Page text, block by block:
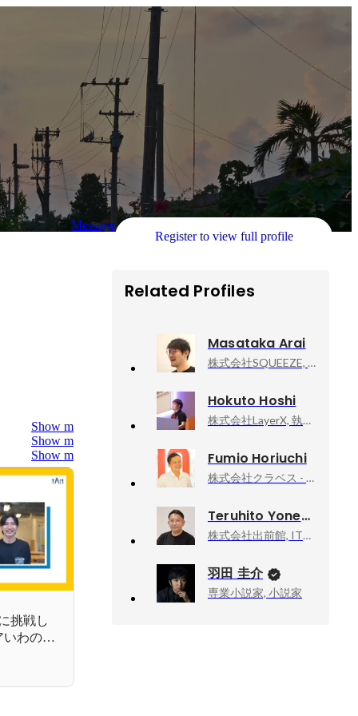
Message
Register to view full profile
Show more
Show more
Show more
挑戦し
いわのす
Related Profiles
Masataka Arai
株式会社SQUEEZE, Chief Product Officer
Hokuto Hoshi
株式会社LayerX, 執行役員CISO 兼 バクラク事業部VPoE
Fumio Horiuchi
株式会社クラベス - CLAVES Co.,Ltd, 代表取締役
Teruhito Yoneyama
株式会社出前館, IT本部本部長 兼 VPoE
羽田 圭介
専業小説家, 小説家